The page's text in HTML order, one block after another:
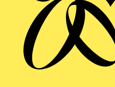
PHILHARMONIE ESSEN
Sonntag
13.09.2026
11:00 - 12:00
NATIONAL-BANK Pavillon